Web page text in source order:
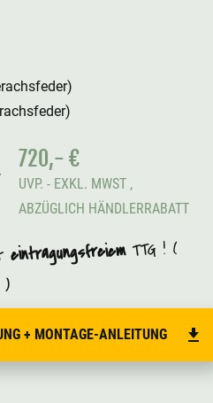
720,- €
UVP. - EXKL. MWST ,
ABZÜGLICH HÄNDLERRABATT
eintragungsfreiemTTG ! (
)
+ MONTAGE-ANLEITUNG